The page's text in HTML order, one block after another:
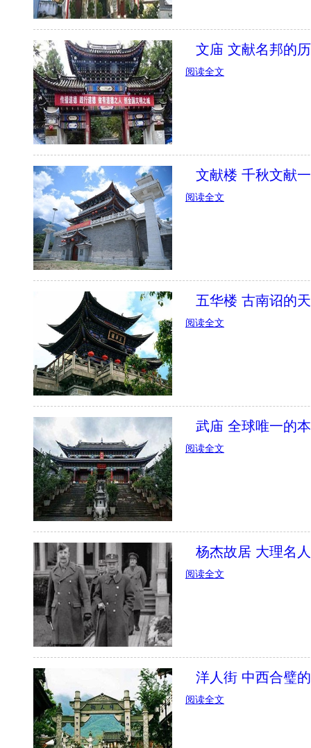
文庙 文献名邦的
阅读全文
文献楼 千秋文献
阅读全文
五华楼 古南诏的
阅读全文
武庙 全球唯一的
阅读全文
杨杰故居 大理名
阅读全文
洋人街 中西合璧
阅读全文